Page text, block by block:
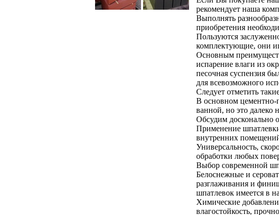
рекомендует наша
Выполнять
приобретения
Пользуются
комплектующие, они
Основным
испарение влаги из
песочная суспензия
для всевозможного
Следует отметить
В основном
ванной, но это далеко
Обсудим досконально
Применение
внутренних
Универсальность,
обработки любых
Выбор современной
Белоснежные и
разглаживания и
шпатлевок имеется в
Химические
влагостойкость,